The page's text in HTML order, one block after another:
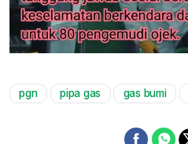
pgn pipa gas gas bumi